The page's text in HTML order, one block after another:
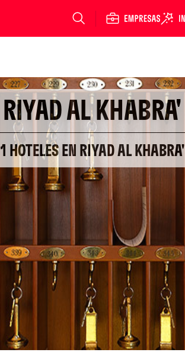
RIYAD AL KHABRA'
1 HOTELES EN RIYAD AL KHABRA'